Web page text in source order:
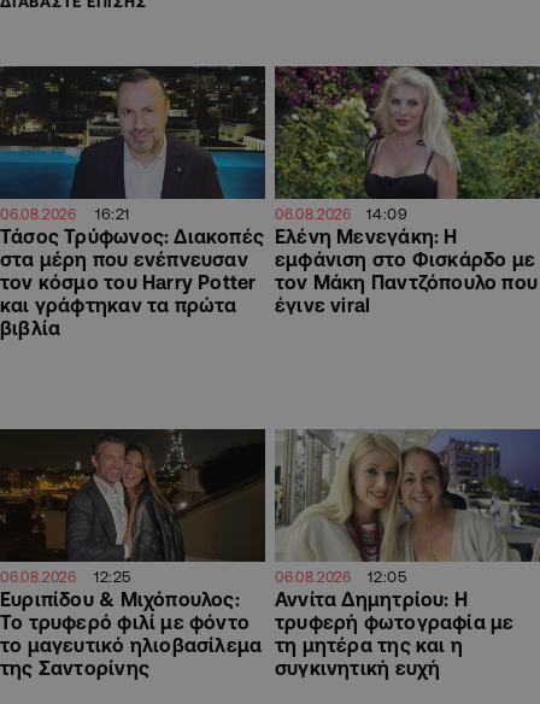
06.08.2026 16:21
Τάσος Τρύφωνος: Διακοπές
στα μέρη που ενέπνευσαν
τον κόσμο του Harry Potter
και γράφτηκαν τα πρώτα
βιβλία
06.08.2026 14:09
Ελένη Μενεγάκη: Η
εμφάνιση στο Φισκάρδο με
τον Μάκη Παντζόπουλο που
έγινε viral
06.08.2026 12:25
Ευριπίδου & Μιχόπουλος:
Το τρυφερό φιλί με φόντο
το μαγευτικό ηλιοβασίλεμα
της Σαντορίνης
06.08.2026 12:05
Αννίτα Δημητρίου: Η
τρυφερή φωτογραφία με
τη μητέρα της και η
συγκινητική ευχή